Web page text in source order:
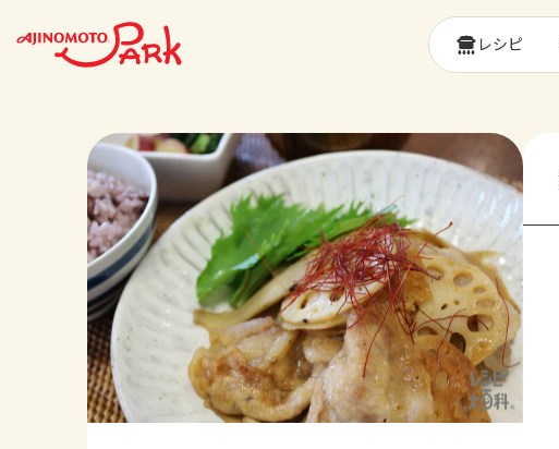
レシピ